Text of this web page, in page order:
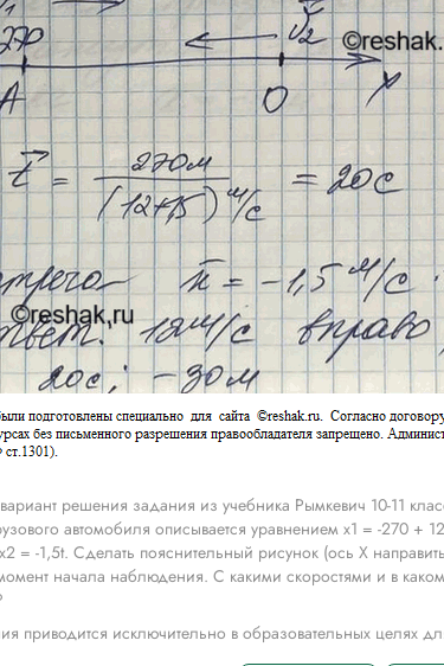
решения задания из учебника Рымкевич 10-11
автомобиля описывается уравнением х1 = -270
= -1,5t. Сделать пояснительный рисунок (ось X
начала наблюдения. С какими скоростями и в
приводится исключительно в образовательных целях